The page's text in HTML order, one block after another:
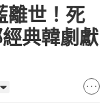
Time
離世！死
典韓劇獻